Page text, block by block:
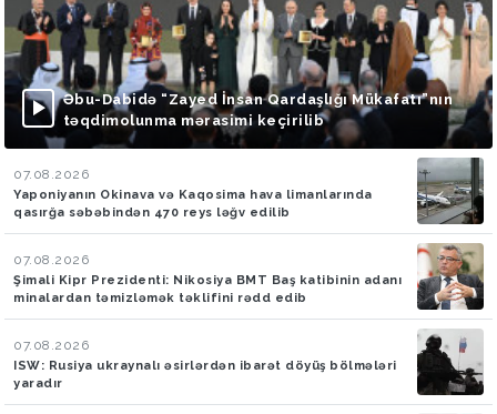
Əbu-Dabidə “Zayed İnsan Qardaşlığı Mükafatı”nın
təqdimolunma mərasimi keçirilib
07.08.2026
Yaponiyanın Okinava və Kaqosima hava limanlarında
qasırğa səbəbindən 470 reys ləğv edilib
07.08.2026
Şimali Kipr Prezidenti: Nikosiya BMT Baş katibinin adanı
minalardan təmizləmək təklifini rədd edib
07.08.2026
ISW: Rusiya ukraynalı əsirlərdən ibarət döyüş bölmələri
yaradır